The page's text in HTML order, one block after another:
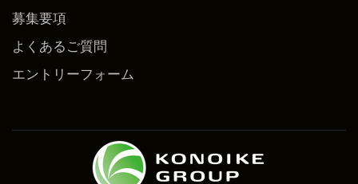
募集要項
よくあるご質問
エントリーフォーム